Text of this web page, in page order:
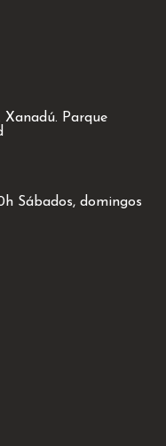
Xanadú. Parque
Sábados, domingos